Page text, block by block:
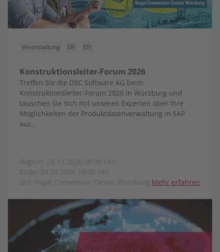
Veranstaltung DE EN
Konstruktionsleiter-Forum 2026
Treffen Sie die DSC Software AG beim
Konstruktionsleiter-Forum 2026 in Würzburg und
tauschen Sie sich mit unseren Experten über Ihre
Möglichkeiten der Produktdatenverwaltung in SAP
aus.
Beginn: 29.10.2026 09:00 Uhr
Ende: 29.10.2026 18:00 Uhr
Ort: Vogel Convention Center Würzburg Mehr erfahren